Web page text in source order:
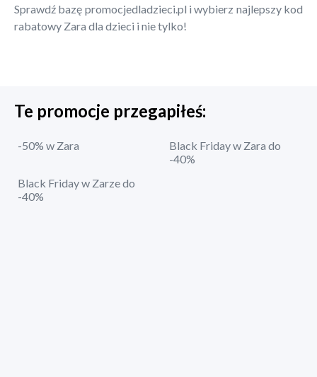
Sprawdź bazę promocjedladzieci.pl i wybierz najlepszy kod
rabatowy Zara dla dzieci i nie tylko!
Te promocje przegapiłeś:
-50% w Zara
Black Friday w Zara do
-40%
Black Friday w Zarze do
-40%